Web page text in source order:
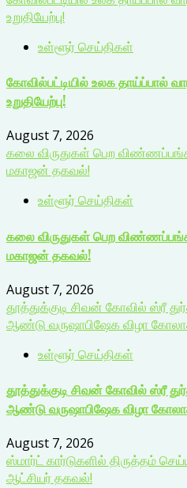
உறுதியேற்பு!
உள்ளூர் செய்திகள்
கோவில்பட்டியில் உலக தாய்ப்பால்
உறுதியேற்பு!
August 7, 2026
கலை விருதுகள் பெற
மகாஜன் தகவல்!
உள்ளூர் செய்திகள்
கலை விருதுகள் பெற
மகாஜன் தகவல்!
August 7, 2026
தூத்துக்குடி சிவன் கோவில் ஸ்ரீ
ஆண்டு வருஷாபிஷேக விழா
உள்ளூர் செய்திகள்
தூத்துக்குடி சிவன் கோவில் ஸ்ரீ
ஆண்டு வருஷாபிஷேக விழா
August 7, 2026
ஸ்மார்ட் கார்டுகளில் திருத்தம்
ஆட்சியர் தகவல்!